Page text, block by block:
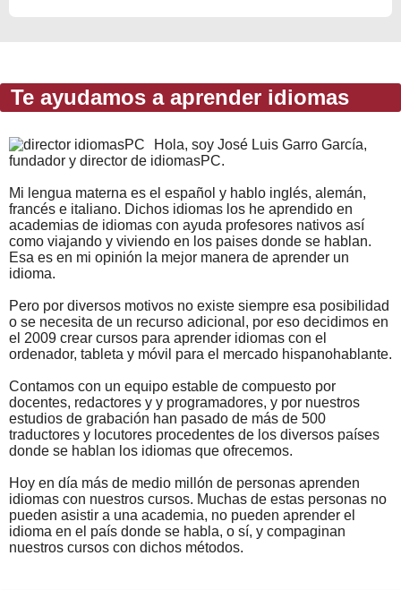
Te ayudamos a aprender idiomas
Hola, soy José Luis Garro García,
fundador y director de idiomasPC.
Mi lengua materna es el español y hablo inglés, alemán,
francés e italiano. Dichos idiomas los he aprendido en
academias de idiomas con ayuda profesores nativos así
como viajando y viviendo en los paises donde se hablan.
Esa es en mi opinión la mejor manera de aprender un
idioma.
Pero por diversos motivos no existe siempre esa posibilidad
o se necesita de un recurso adicional, por eso decidimos en
el 2009 crear cursos para aprender idiomas con el
ordenador, tableta y móvil para el mercado hispanohablante.
Contamos con un equipo estable de compuesto por
docentes, redactores y y programadores, y por nuestros
estudios de grabación han pasado de más de 500
traductores y locutores procedentes de los diversos países
donde se hablan los idiomas que ofrecemos.
Hoy en día más de medio millón de personas aprenden
idiomas con nuestros cursos. Muchas de estas personas no
pueden asistir a una academia, no pueden aprender el
idioma en el país donde se habla, o sí, y compaginan
nuestros cursos con dichos métodos.